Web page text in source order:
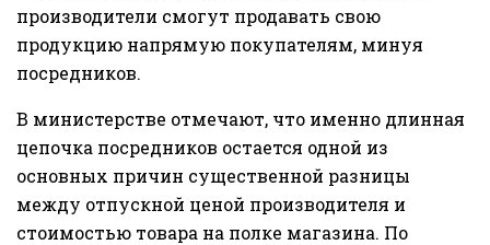
производители смогут продавать свою
продукцию напрямую покупателям, минуя
посредников.
В министерстве отмечают, что именно длинная
цепочка посредников остается одной из
основных причин существенной разницы
между отпускной ценой производителя и
стоимостью товара на полке магазина. По